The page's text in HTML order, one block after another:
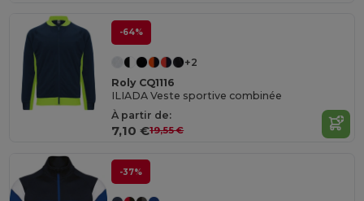
-64%
+2
Roly CQ1116
ILIADA Veste sportive combinée
À partir de:
7,10 €19,55 €
-37%